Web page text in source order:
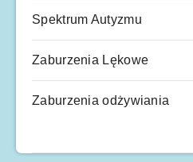
Spektrum Autyzmu
Zaburzenia Lękowe
Zaburzenia odżywiania